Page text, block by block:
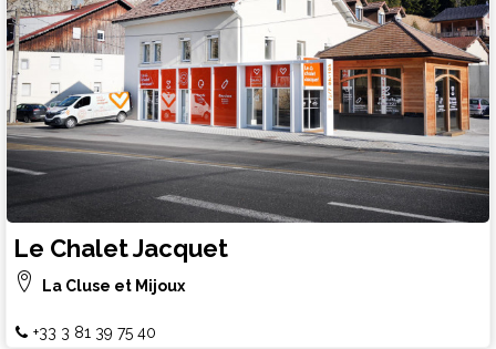
Le Chalet Jacquet
La Cluse et Mijoux
+33 3 81 39 75 40